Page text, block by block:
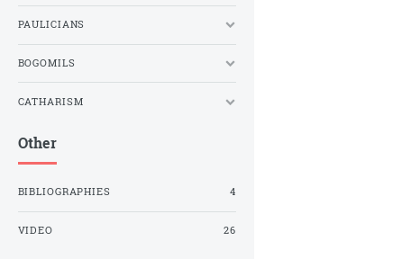
PAULICIANS
BOGOMILS
CATHARISM
Other
BIBLIOGRAPHIES 4
VIDEO 26